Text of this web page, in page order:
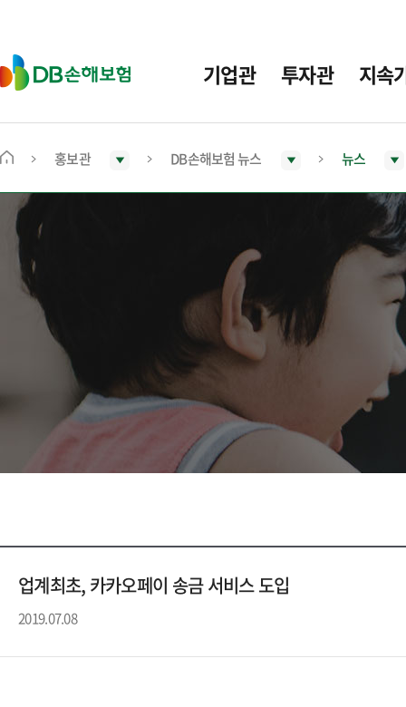
D
B
보
기업관 투자관 지속
메
홍보관 DB손해보험 뉴스 뉴스
업계최초, 카카오페이 송금 서비스 도입
2019.07.08